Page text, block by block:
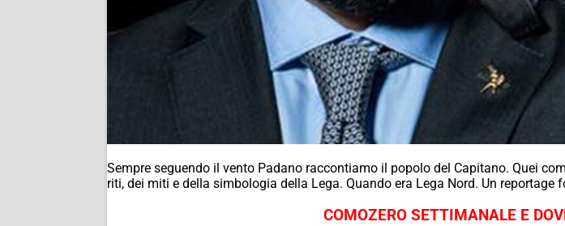
Sempre seguendo il vento Padano raccontiamo il popolo del Capitano. Quei
riti, dei miti e della simbologia della Lega. Quando era Lega Nord. Un
COMOZERO SETTIMANALE E